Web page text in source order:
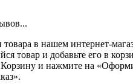
в нашем интернет-
товар и добавьте его в
и нажмите на